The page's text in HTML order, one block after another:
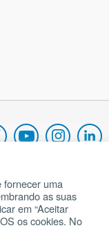
fornecer uma
as suas
em “Aceitar
os cookies. No